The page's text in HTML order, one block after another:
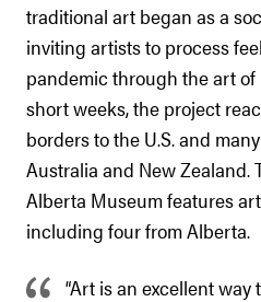
traditional art began as a
inviting artists to process
pandemic through the art
short weeks, the project
borders to the U.S. and
Australia and New Zealand.
Alberta Museum features
including four from Alberta.
“Art is an excellent